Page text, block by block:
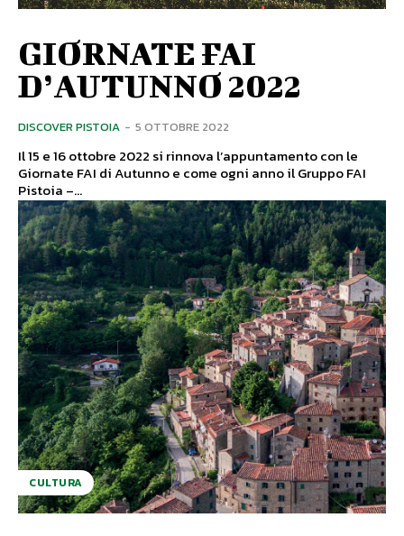
GIORNATE FAI
D’AUTUNNO 2022
DISCOVER PISTOIA - 5 OTTOBRE 2022
Il 15 e 16 ottobre 2022 si rinnova l’appuntamento con le
Giornate FAI di Autunno e come ogni anno il Gruppo FAI
Pistoia –...
CULTURA